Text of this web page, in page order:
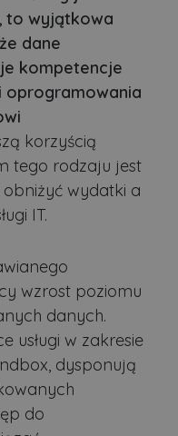
to wyjątkowa
dane
kompetencje
oprogramowania
korzyścią
tego rodzaju jest
wydatki a
IT.
wzrost poziomu
danych.
usługi w zakresie
dysponują
do